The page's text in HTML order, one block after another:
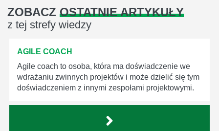
ZOBACZ OSTATNIE ARTYKUŁY
z tej strefy wiedzy
AGILE COACH
Agile coach to osoba, która ma doświadczenie we
wdrażaniu zwinnych projektów i może dzielić się tym
doświadczeniem z innymi zespołami projektowymi.